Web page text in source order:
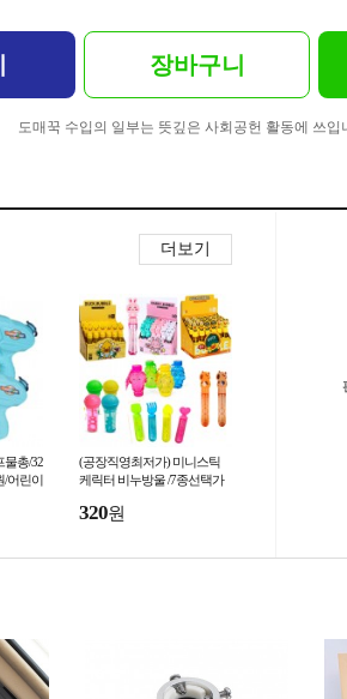
장바구니
도매꾹 수입의 일부는 뜻깊은 사회공헌 활동에 쓰입
더보기
물총/32
/어린이
(공장직영최저가) 미니스틱
케릭터 비누방울 /7종선택가
비눗방울 /여름/kc인증
320원